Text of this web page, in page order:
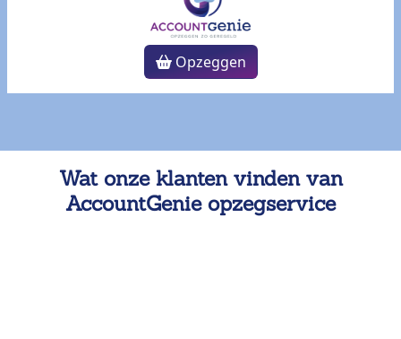
Opzeggen
Wat onze klanten vinden van
AccountGenie opzegservice